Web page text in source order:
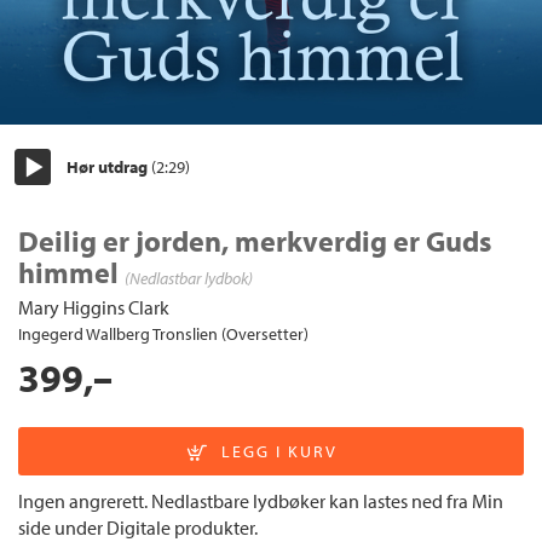
Hør utdrag (2:29)
Deilig er jorden, merkverdig er Guds
himmel (Nedlastbar lydbok)
Mary Higgins Clark
Ingegerd Wallberg Tronslien (Oversetter)
399,–
Ingen angrerett. Nedlastbare lydbøker kan lastes ned fra Min
side under Digitale produkter.